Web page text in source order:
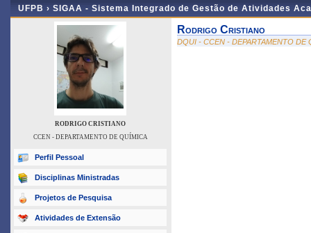
UFPB › SIGAA - Sistema Integrado de Gestão de Atividades
RODRIGO CRISTIANO
CCEN - DEPARTAMENTO DE QUÍMICA
Perfil Pessoal
Disciplinas Ministradas
Projetos de Pesquisa
Atividades de Extensão
Rodrigo Cristiano
DQUI - CCEN - DEPARTAMENTO DE